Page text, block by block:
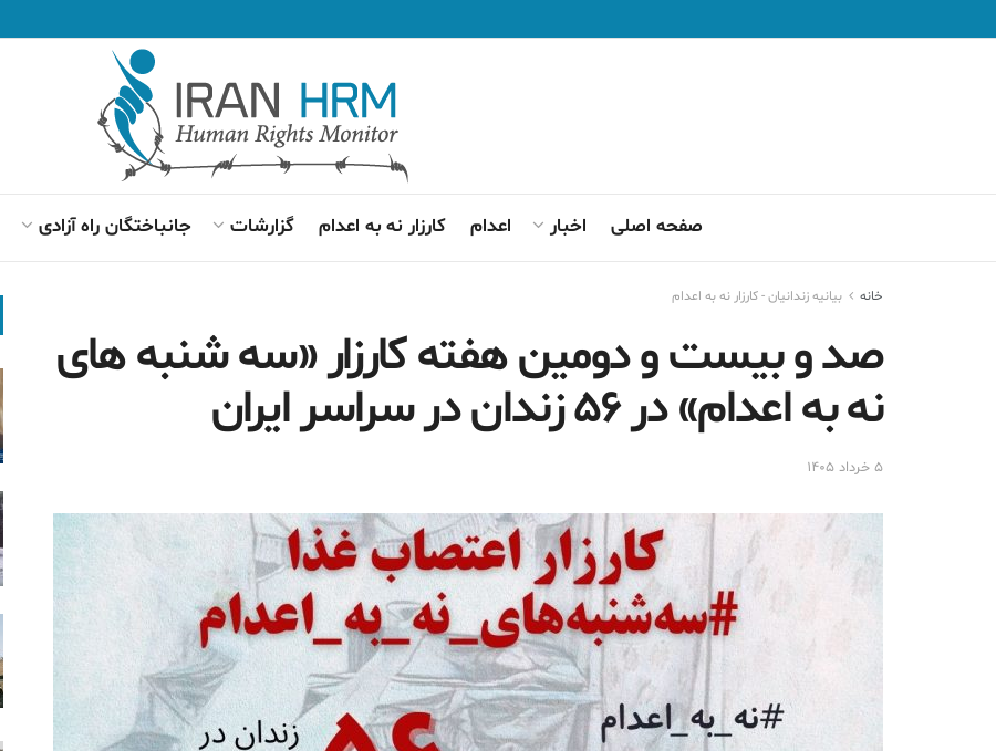
صفحه اصلی اخبار اعدام کارزار نه به اعدام گزارشات جانباختگان راه آزادی
خانه بیانیه زندانیان - کارزار نه به اعدام
صد و بیست و دومین هفته کارزار «سه شنبه های
نه به اعدام» در ۵۶ زندان در سراسر ایران
۵ خرداد ۱۴۰۵